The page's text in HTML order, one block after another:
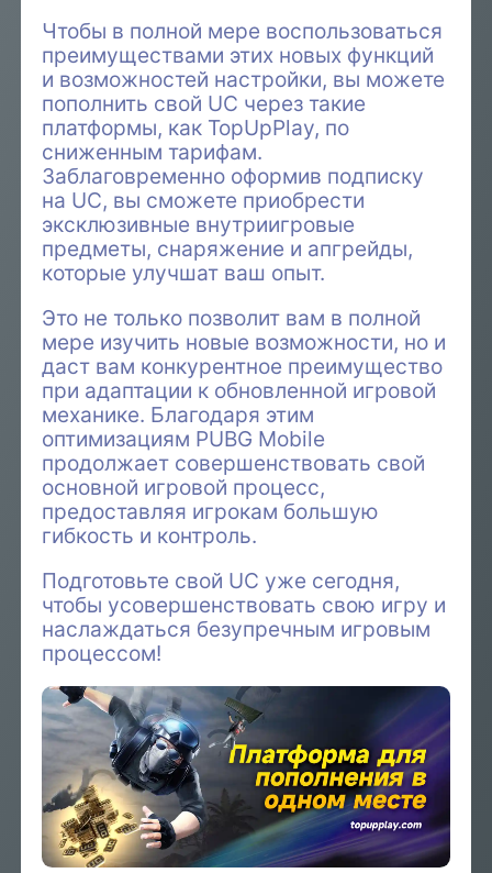
Чтобы в полной мере воспользоваться
преимуществами этих новых функций
и возможностей настройки, вы можете
пополнить свой UC через такие
платформы, как TopUpPlay, по
сниженным тарифам.
Заблаговременно оформив подписку
на UC, вы сможете приобрести
эксклюзивные внутриигровые
предметы, снаряжение и апгрейды,
которые улучшат ваш опыт.
Это не только позволит вам в полной
мере изучить новые возможности, но и
даст вам конкурентное преимущество
при адаптации к обновленной игровой
механике. Благодаря этим
оптимизациям PUBG Mobile
продолжает совершенствовать свой
основной игровой процесс,
предоставляя игрокам большую
гибкость и контроль.
Подготовьте свой UC уже сегодня,
чтобы усовершенствовать свою игру и
наслаждаться безупречным игровым
процессом!